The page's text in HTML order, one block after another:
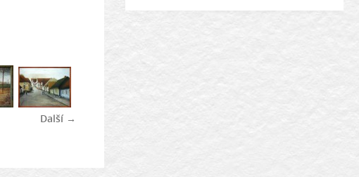
Další →